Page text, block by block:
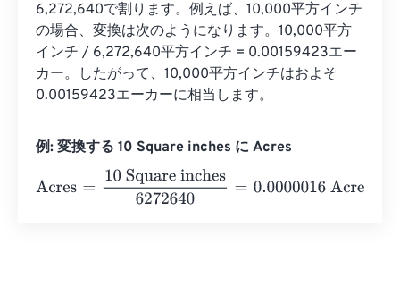
6,272,640で割ります。例えば、10,000平方インチ
の場合、変換は次のようになります。10,000平方
インチ / 6,272,640平方インチ = 0.00159423エー
カー。したがって、10,000平方インチはおよそ
0.00159423エーカーに相当します。
例: 変換する 10 Square inches に Acres
Acres
10 Square inches6272640 = 0.0000016 Acres